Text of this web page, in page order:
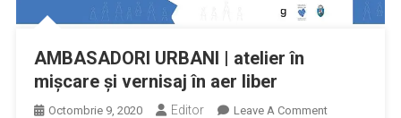
AMBASADORI URBANI | atelier în
mișcare și vernisaj în aer liber
Octombrie 9, 2020 Editor Leave A CommentOn